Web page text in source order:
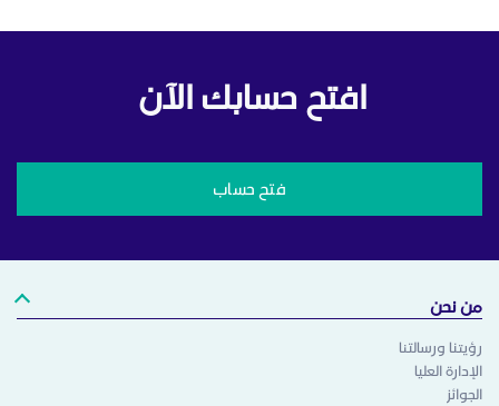
افتح حسابك الآن
فتح حساب
من نحن
رؤيتنا ورسالتنا
الإدارة العليا
الجوائز